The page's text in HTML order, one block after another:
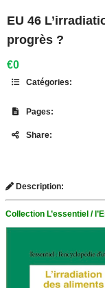
EU 46
progrès ?
€0
Catégories:
Pages:
Share:
Description:
Collection L’essentiel /